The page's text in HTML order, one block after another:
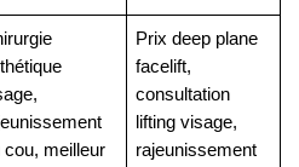
cou, meilleur
Prix deep plane
facelift,
consultation
lifting visage,
rajeunissement